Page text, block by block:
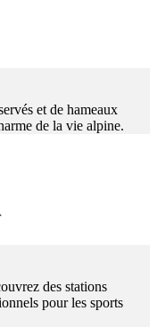
et de hameaux
de la vie alpine.
des stations
pour les sports